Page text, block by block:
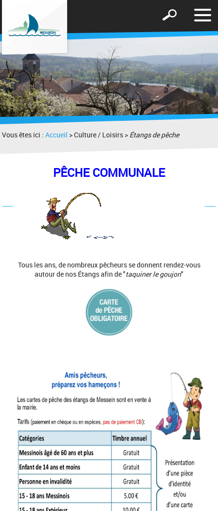
le
Afficher
formulaire
recherche
Vous êtes ici :Accueil > Culture / Loisirs > Étangs de pêche
PÊCHE COMMUNALE
Tous les ans, de nombreux pêcheurs se donnent rendez-vous
autour de nos Étangs afin de "taquiner le goujon"